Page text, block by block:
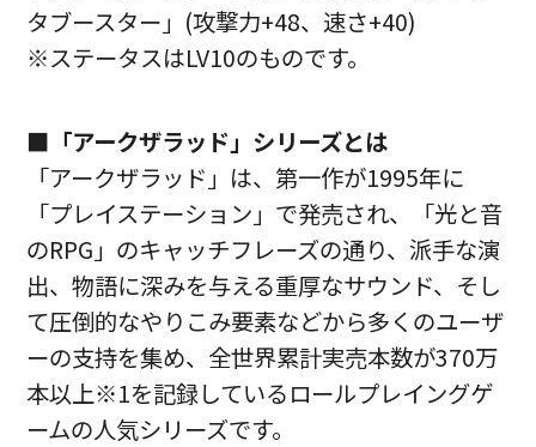
タブースター」(攻撃力+48、速さ+40)
※ステータスはLV10のものです。
■「アークザラッド」シリーズとは
「アークザラッド」は、第一作が1995年に
「プレイステーション」で発売され、「光と音
のRPG」のキャッチフレーズの通り、派手な演
出、物語に深みを与える重厚なサウンド、そし
て圧倒的なやりこみ要素などから多くのユーザ
ーの支持を集め、全世界累計実売本数が370万
本以上※1を記録しているロールプレイングゲ
ームの人気シリーズです。